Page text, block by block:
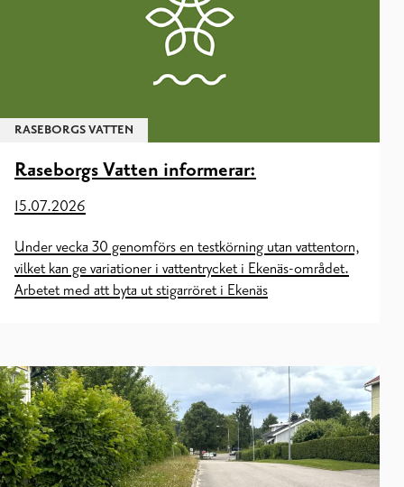
RASEBORGS VATTEN
Raseborgs Vatten informerar:
15.07.2026
Under vecka 30 genomförs en testkörning utan vattentorn,
vilket kan ge variationer i vattentrycket i Ekenäs-området.
Arbetet med att byta ut stigarröret i Ekenäs